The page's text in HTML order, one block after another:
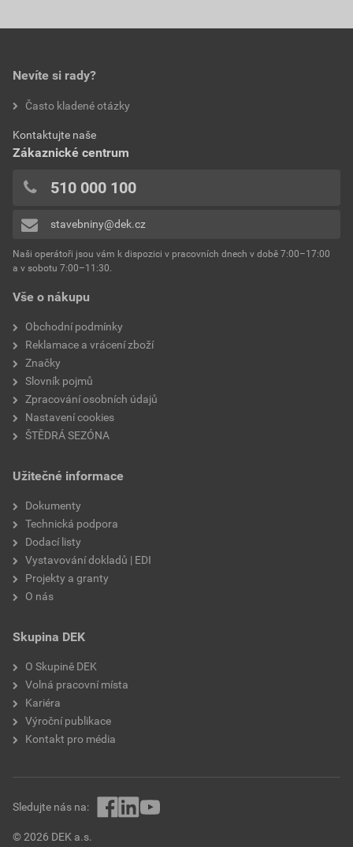
Vše o nákupu
Obchodní podmínky
Reklamace a vrácení zboží
Značky
Slovník pojmů
Zpracování osobních údajů
Nastavení cookies
ŠTĚDRÁ SEZÓNA
Užitečné informace
Dokumenty
Technická podpora
Dodací listy
Vystavování dokladů | EDI
Projekty a granty
O nás
Skupina DEK
O Skupině DEK
Volná pracovní místa
Kariéra
Výroční publikace
Kontakt pro média
Nevíte si rady?
Často kladené otázky
Kontaktujte naše
Zákaznické centrum
510 000 100
stavebniny@dek.cz
Naši operátoři jsou vám k dispozici v pracovních dnech v době 7:00–17:00
a v sobotu 7:00–11:30.
© 2026 DEK a.s.
Sledujte nás na: